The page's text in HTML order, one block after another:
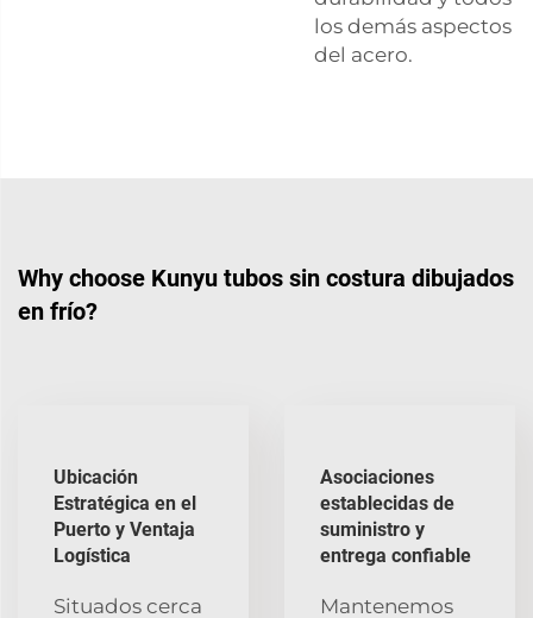
los demás aspectos
del acero.
Why choose Kunyu tubos sin costura dibujados
en frío?
Ubicación
Estratégica en el
Puerto y Ventaja
Logística
Situados cerca
Asociaciones
establecidas de
suministro y
entrega confiable
Mantenemos